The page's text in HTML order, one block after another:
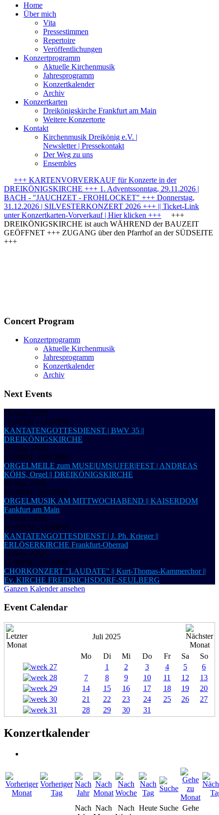
Home
Über mich
Vita
Pressestimmen
Repertoire
Veröffentlichungen
Konzertprogramm
Aktuelle Kirchenmusik
Jahresprogramm
Konzertkalender
Archiv
Konzertkarten
Dreikönigskirche Frankfurt am Main
Weitere Konzertorte
Kontakt
Kirchenmusik Dreikönig e.V. |
Newsletter | Pressekontakt
Der Weg zu uns
Ensembles
+++ KARTENVORVERKAUF für Konzerte in der
DREIKÖNIGSKIRCHE +++ 1. Adventssonntag, 29.11.2026 |
BACH - "JAUCHZET - FROHLOCKET" +++ Donnerstag,
31.12.2026 | SILVESTERKONZERT 2026 +++ || Ticket-Link
unter Konzertkarten-Vorverkauf | Hier klicken +++ +++
DREIKÖNIGSKIRCHE ist auch WÄHREND der BAUZEIT
GEÖFFNET +++ ZUGANG über den Pfarrhof an der SÜDSEITE
+++
Concert Program
Konzertprogramm
Aktuelle Kirchenmusik
Jahresprogramm
Konzertkalender
Archiv
Next Events
16 Aug. 2026;
11:00AM - 12:00PM
KANTATENGOTTESDIENST | BWV 35 ||
DREIKÖNIGSKIRCHE
29 Aug. 2026;
05:00PM - 05:30PM
ORGELMEILE zum MUSE|UMS|UFER|FEST | ANDREAS
KÖHS, Orgel || DREIKÖNIGSKIRCHE
09 Sep. 2026;
06:00PM - 06:30PM
ORGELMUSIK AM MITTWOCHABEND || KAISERDOM
Fankfurt am Main
13 Sep. 2026;
11:00AM - 12:00PM
KANTATENGOTTESDIENST | J. Ph. Krieger ||
ERLÖSERKIRCHE Frankfurt-Oberrad
26 Sep. 2026;
05:00PM - 06:30PM
CHORKONZERT "LAUDATE" || Kurt-Thomas-Kammerchor ||
Ev. KIRCHE FREIDRICHSDORF-SEULBERG
Ganzen Kalender ansehen
Event Calendar
Juli 2025
Mo Di Mi Do Fr Sa
So
1
2 3 4 5
6
7
8 9 10 11 12
13
14
15 16 17 18 19
20
21
22 23 24 25 26
27
28
29 30 31
Konzertkalender
Nach Nach
Nach Heute Suche Gehe